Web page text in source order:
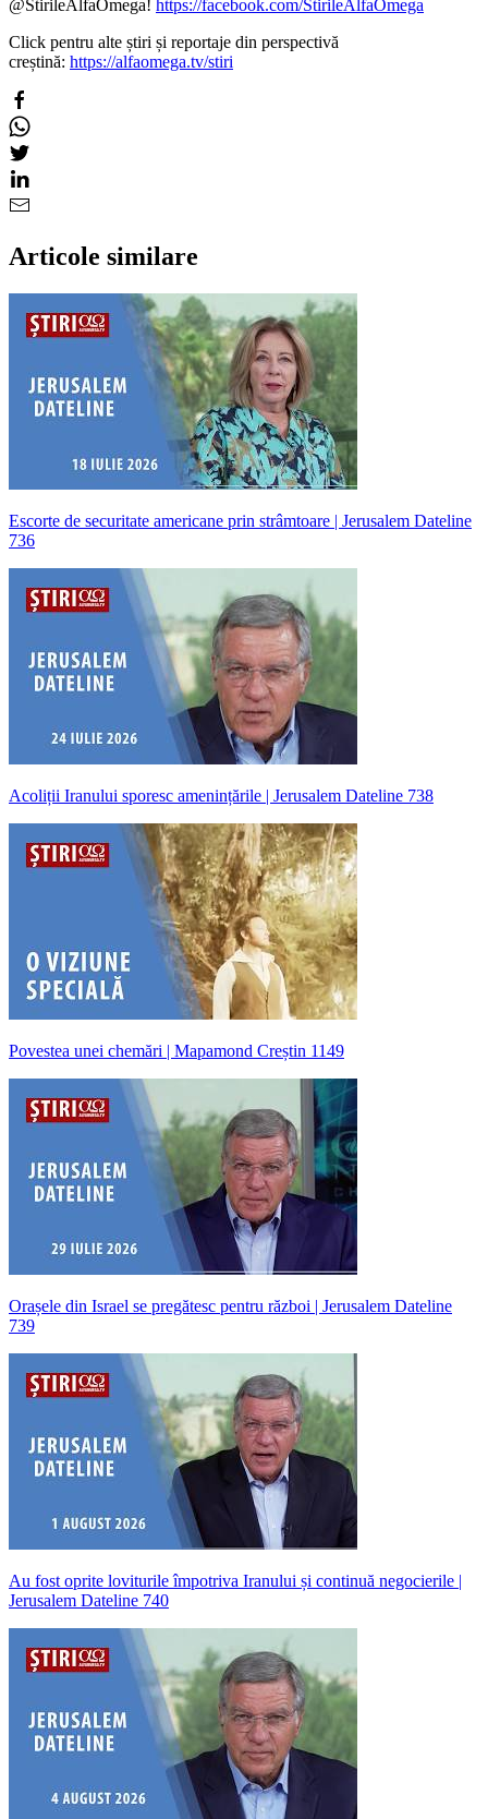
@StirileAlfaOmega! https://facebook.com/StirileAlfaOmega
Click pentru alte știri și reportaje din perspectivă
creștină: https://alfaomega.tv/stiri
Articole similare
Escorte de securitate americane prin strâmtoare | Jerusalem Dateline
736
Acoliții Iranului sporesc amenințările | Jerusalem Dateline 738
Povestea unei chemări | Mapamond Creștin 1149
Orașele din Israel se pregătesc pentru război | Jerusalem Dateline
739
Au fost oprite loviturile împotriva Iranului și continuă negocierile |
Jerusalem Dateline 740